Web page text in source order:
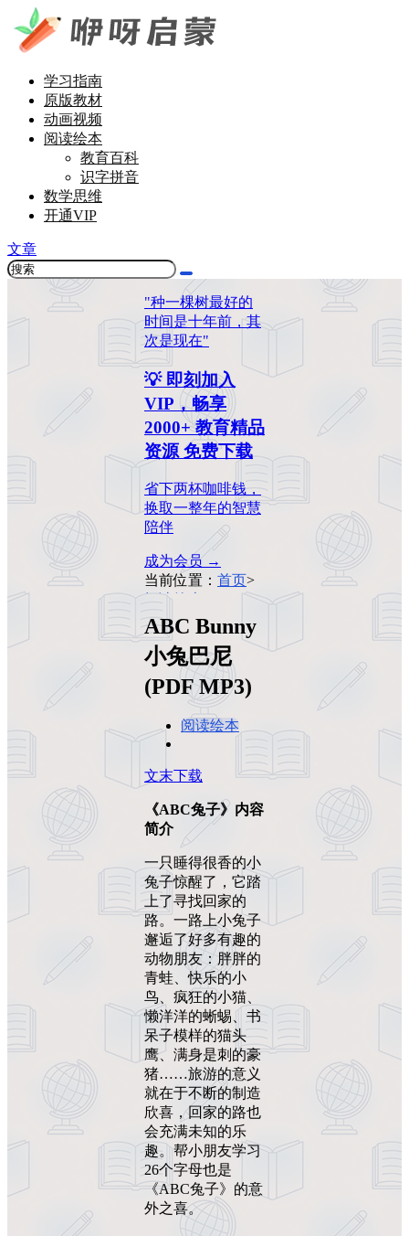
学习指南
原版教材
动画视频
阅读绘本
教育百科
识字拼音
数学思维
开通VIP
文章
"种一棵树最好的
时间是十年前，其
次是现在"
💡 即刻加入
VIP，畅享
2000+ 教育精品
资源 免费下载
省下两杯咖啡钱，
换取一整年的智慧
陪伴
成为会员 →
当前位置： 首页>
阅读绘本
Bunny小兔巴尼
(PDF MP3)
ABC Bunny
小兔巴尼
(PDF MP3)
阅读绘本
文末下载
《ABC兔子》内容
简介
一只睡得很香的小
兔子惊醒了，它踏
上了寻找回家的
路。一路上小兔子
邂逅了好多有趣的
动物朋友：胖胖的
青蛙、快乐的小
鸟、疯狂的小猫、
懒洋洋的蜥蜴、书
呆子模样的猫头
鹰、满身是刺的豪
猪……旅游的意义
就在于不断的制造
欣喜，回家的路也
会充满未知的乐
趣。帮小朋友学习
26个字母也是
《ABC兔子》的意
外之喜。